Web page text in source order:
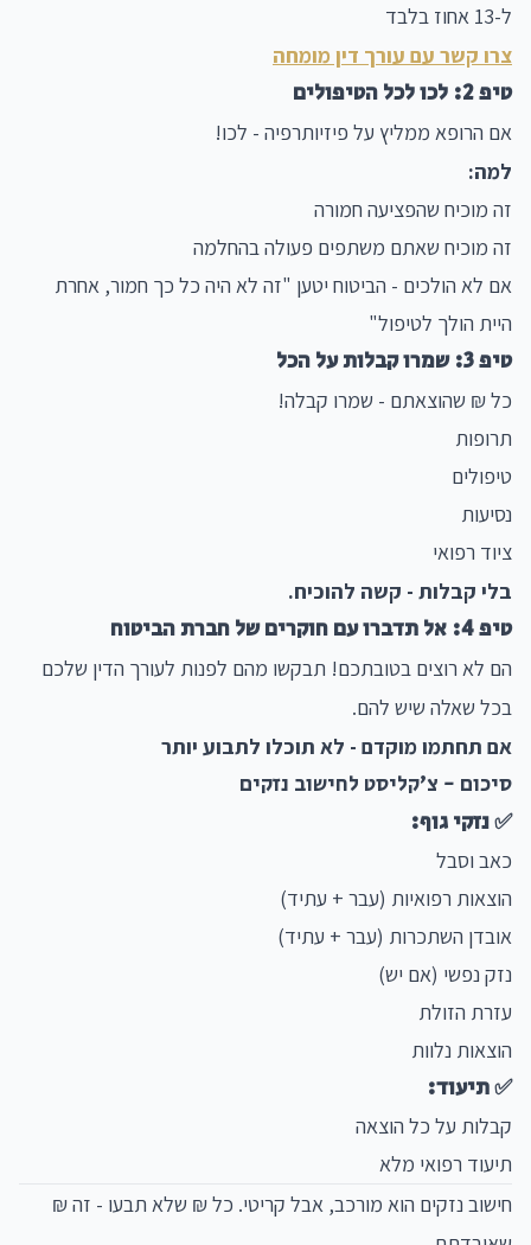
ל-13 אחוז בלבד
צרו קשר עם עורך דין מומחה
טיפ 2: לכו לכל הטיפולים
אם הרופא ממליץ על פיזיותרפיה - לכו!
למה:
זה מוכיח שהפציעה חמורה
זה מוכיח שאתם משתפים פעולה בהחלמה
אם לא הולכים - הביטוח יטען "זה לא היה כל כך חמור, אחרת
היית הולך לטיפול"
טיפ 3: שמרו קבלות על הכל
כל ₪ שהוצאתם - שמרו קבלה!
תרופות
טיפולים
נסיעות
ציוד רפואי
בלי קבלות - קשה להוכיח.
טיפ 4: אל תדברו עם חוקרים של חברת הביטוח
הם לא רוצים בטובתכם! תבקשו מהם לפנות לעורך הדין שלכם
בכל שאלה שיש להם.
אם תחתמו מוקדם - לא תוכלו לתבוע יותר
סיכום - צ'קליסט לחישוב נזקים
✅ נזקי גוף:
כאב וסבל
הוצאות רפואיות (עבר + עתיד)
אובדן השתכרות (עבר + עתיד)
נזק נפשי (אם יש)
עזרת הזולת
הוצאות נלוות
✅ תיעוד:
קבלות על כל הוצאה
תיעוד רפואי מלא
חישוב נזקים הוא מורכב, אבל קריטי. כל ₪ שלא תבעו - זה ₪